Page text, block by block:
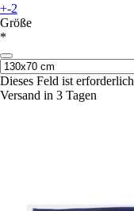
+-2
Größe
*
Dieses Feld ist erforderlich
Versand in 3 Tagen